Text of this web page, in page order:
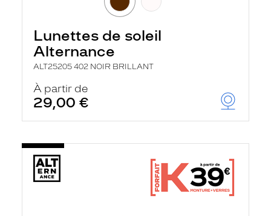
Lunettes de soleil
Alternance
ALT25205 402 NOIR BRILLANT
À partir de
29,00 €